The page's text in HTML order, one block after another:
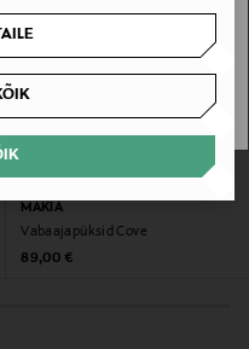
EELIS KUPONGIGA
MAKIA
Vabaajapüksid Cove
Original Price
89,00 €